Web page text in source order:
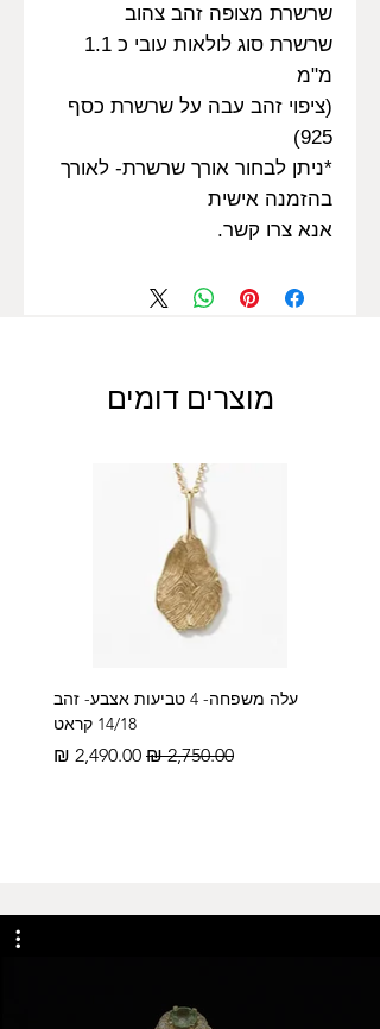
שרשרת מצופה זהב צהוב
שרשרת סוג לולאות עובי כ 1.1
מ"מ
(ציפוי זהב עבה על שרשרת כסף
925)
*ניתן לבחור אורך שרשרת- לאורך
בהזמנה אישית
אנא צרו קשר.
מוצרים דומים
עלה משפחה- 4 טביעות אצבע- זהב
14/18 קראט
מחיר רגיל מחיר מבצע